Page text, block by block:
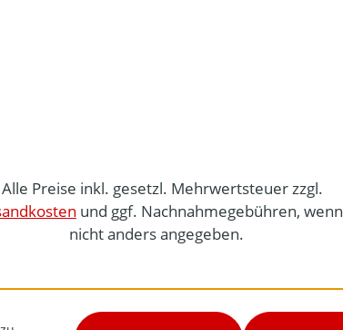
Preise inkl. gesetzl. Mehrwertsteuer zzgl.
und ggf. Nachnahmegebühren, wenn
nicht anders angegeben.